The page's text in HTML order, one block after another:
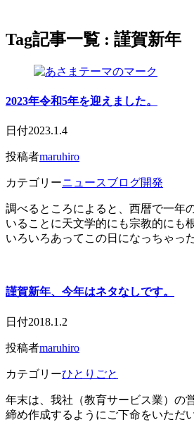
Tag記事一覧 : 謹賀新年
2023年令和5年を迎えました。
日付2023.1.4
投稿者maruhiro
カテゴリーニュースブログ開発
調べるところによると、西暦で一年
いることに天文学的にも宗教的にも
いろいろあってこの日になっちゃっ
謹賀新年、今年はネタなしです。
日付2018.1.2
投稿者maruhiro
カテゴリーひとりごと
年末は、我社（教育サービス業）の
締め作成するようにご下命をいただ